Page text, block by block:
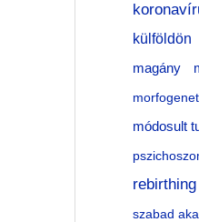
külföldön
magány
módosult
rebirthing
szabad